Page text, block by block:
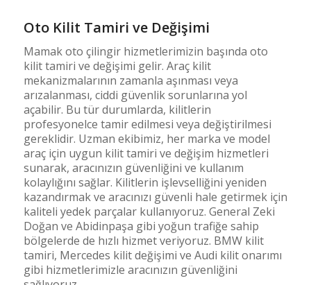
Oto Kilit Tamiri ve Değişimi
Mamak oto çilingir hizmetlerimizin başında oto
kilit tamiri ve değişimi gelir. Araç kilit
mekanizmalarının zamanla aşınması veya
arızalanması, ciddi güvenlik sorunlarına yol
açabilir. Bu tür durumlarda, kilitlerin
profesyonelce tamir edilmesi veya değiştirilmesi
gereklidir. Uzman ekibimiz, her marka ve model
araç için uygun kilit tamiri ve değişim hizmetleri
sunarak, aracınızın güvenliğini ve kullanım
kolaylığını sağlar. Kilitlerin işlevselliğini yeniden
kazandırmak ve aracınızı güvenli hale getirmek için
kaliteli yedek parçalar kullanıyoruz. General Zeki
Doğan ve Abidinpaşa gibi yoğun trafiğe sahip
bölgelerde de hızlı hizmet veriyoruz. BMW kilit
tamiri, Mercedes kilit değişimi ve Audi kilit onarımı
gibi hizmetlerimizle aracınızın güvenliğini